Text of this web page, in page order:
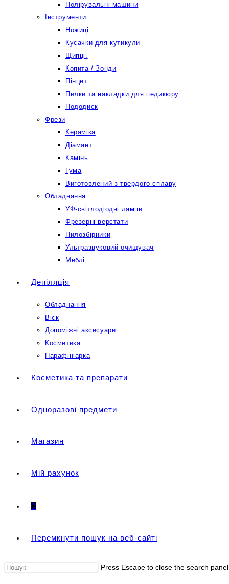
Полірувальні машини
Інструменти
Ножиці
Кусачки для кутикули
Щипці.
Копита / Зонди
Пінцет.
Пилки та накладки для педикюру
Пододиск
Фрези
Кераміка
Діамант
Камінь
Гума
Виготовлений з твердого сплаву
Обладнання
УФ-світлодіодні лампи
Фрезерні верстати
Пилозбірники
Ультразвуковий очищувач
Меблі
Депіляція
Обладнання
Віск
Допоміжні аксесуари
Косметика
Парафініарка
Косметика та препарати
Одноразові предмети
Магазин
Мій рахунок
0
Перемкнути пошук на веб-сайті
Press Escape to close the search panel.